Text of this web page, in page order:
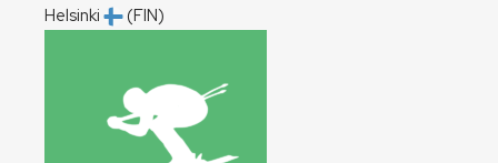
Helsinki
(FIN)